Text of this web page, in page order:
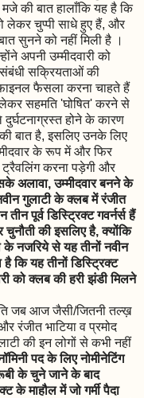
मजे की बात हालाँकि यह है कि
लेकर चुप्पी साधे हुए हैं, और
सुनने को नहीं मिली है ।
अपनी उम्मीदवारी को
सक्रियताओं की
फैसला करना चाहते हैं
सहमति 'घोषित' करने से
होने के कारण
बात है, इसलिए उनके लिए
के रूप में और फिर
करना पड़ेगी और
अलावा, उम्मीदवार बनने के
गुलाटी के क्लब में रंजीत
पूर्व डिस्ट्रिक्ट गवर्नर्स हैं
की इसलिए है, क्योंकि
के नजरिये से यह तीनों नवीन
कि यह तीनों डिस्ट्रिक्ट
को क्लब की हरी झंडी मिलने
जब आज जैसी/जितनी तल्ख़
रंजीत भाटिया व प्रमोद
की इन लोगों से कभी नहीं
पद के लिए नोमीनेटिंग
के चुने जाने के बाद
के माहौल में जो गर्मी पैदा